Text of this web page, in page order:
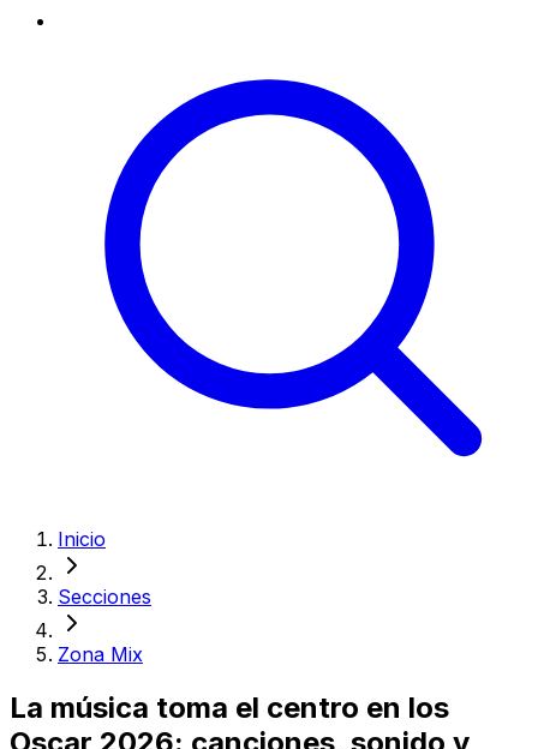
Inicio
Secciones
Zona Mix
La música toma el centro en los